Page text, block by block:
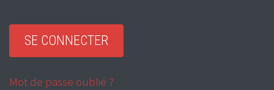
Mot de passe oublié ?